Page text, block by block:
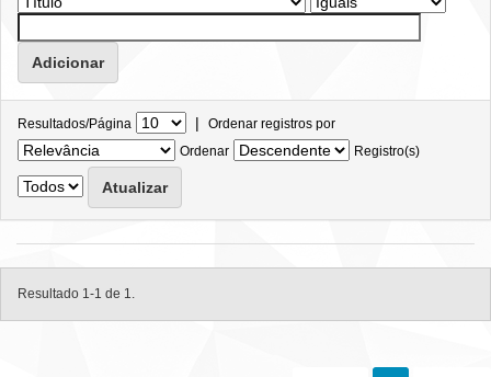
Resultados/Página | Ordenar registros por
Ordenar
Registro(s)
Resultado 1-1 de 1.